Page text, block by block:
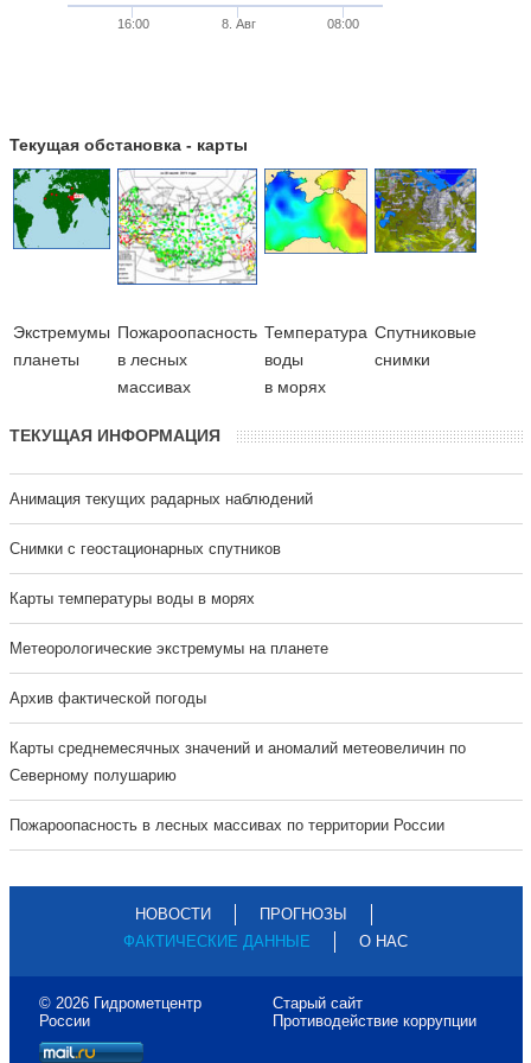
16:00 8. Авг 08:00
Текущая обстановка - карты
Экстремумы
планеты
Пожароопасность
в лесных
массивах
Температура
воды
в морях
Cпутниковые
снимки
ТЕКУЩАЯ ИНФОРМАЦИЯ
Анимация текущих радарных наблюдений
Cнимки с геостационарных спутников
Карты температуры воды в морях
Метеорологические экстремумы на планете
Архив фактической погоды
Карты среднемесячных значений и аномалий метеовеличин по
Северному полушарию
Пожароопасность в лесных массивах по территории России
НОВОСТИ
ПРОГНОЗЫ
ФАКТИЧЕСКИЕ ДАННЫЕ
О НАС
© 2026 Гидрометцентр
России
Старый сайт
Противодействие коррупции